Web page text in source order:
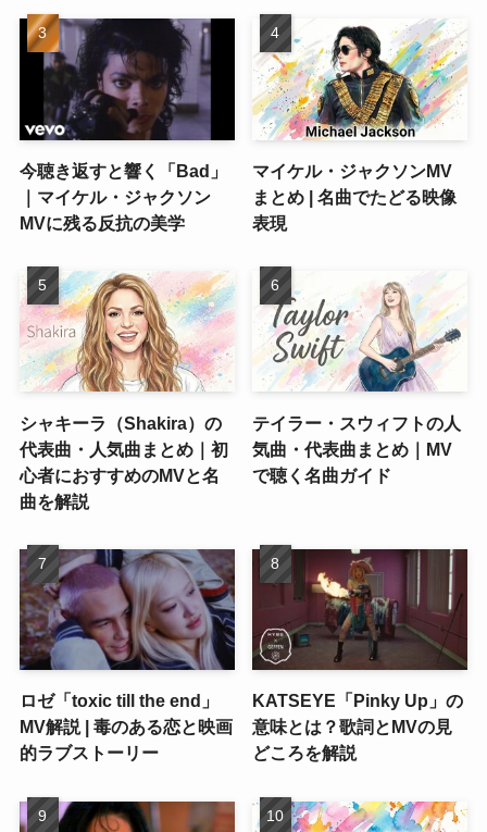
今聴き返すと響く「Bad」
｜マイケル・ジャクソン
MVに残る反抗の美学
マイケル・ジャクソンMV
まとめ | 名曲でたどる映像
表現
シャキーラ（Shakira）の
代表曲・人気曲まとめ｜初
心者におすすめのMVと名
曲を解説
テイラー・スウィフトの人
気曲・代表曲まとめ｜MV
で聴く名曲ガイド
ロゼ「toxic till the end」
MV解説 | 毒のある恋と映画
的ラブストーリー
KATSEYE「Pinky Up」の
意味とは？歌詞とMVの見
どころを解説